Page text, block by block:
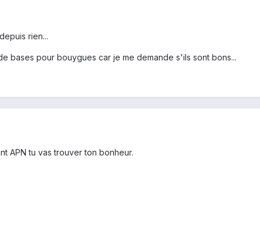
rien...
bases pour bouygues car je me demande s'ils sont bons...
APN tu vas trouver ton bonheur.